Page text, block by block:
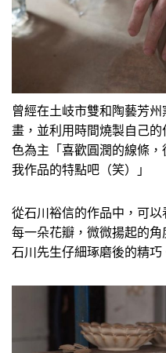
曾經在土岐市雙和陶藝芳
畫，並利用時間燒製自己
色為主「喜歡圓潤的線條
我作品的特點吧（笑）」
從石川裕信的作品中，可
每一朵花瓣，微微揚起的
石川先生仔細琢磨後的精巧